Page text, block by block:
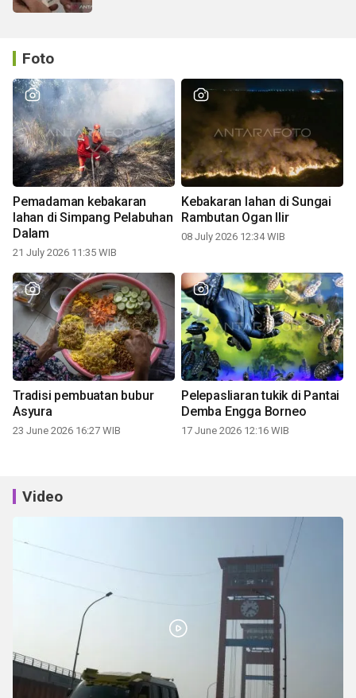
Foto
Pemadaman kebakaran
lahan di Simpang Pelabuhan
Dalam
21 July 2026 11:35 WIB
Kebakaran lahan di Sungai
Rambutan Ogan Ilir
08 July 2026 12:34 WIB
Tradisi pembuatan bubur
Asyura
23 June 2026 16:27 WIB
Pelepasliaran tukik di Pantai
Demba Engga Borneo
17 June 2026 12:16 WIB
Video